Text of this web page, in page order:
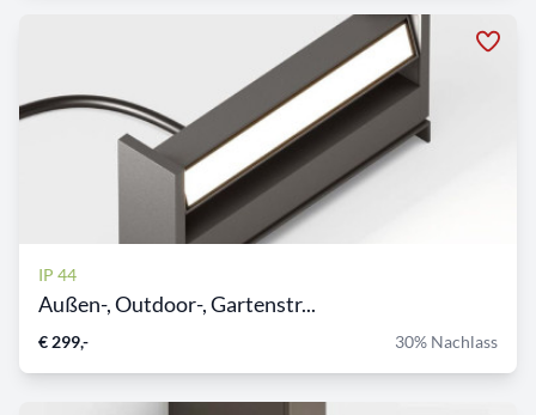
IP 44
Außen-, Outdoor-, Gartenstr...
€ 299,- 30% Nachlass